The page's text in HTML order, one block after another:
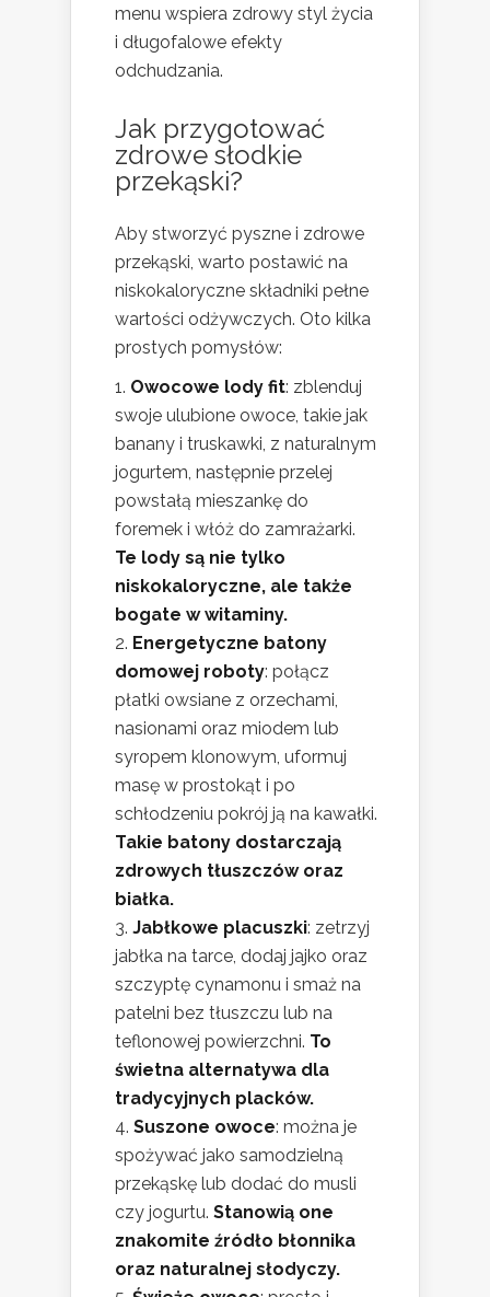
menu wspiera zdrowy styl życia
i długofalowe efekty
odchudzania.
Jak przygotować
zdrowe słodkie
przekąski?
Aby stworzyć pyszne i zdrowe
przekąski, warto postawić na
niskokaloryczne składniki pełne
wartości odżywczych. Oto kilka
prostych pomysłów:
Owocowe lody fit: zblenduj
swoje ulubione owoce, takie jak
banany i truskawki, z naturalnym
jogurtem, następnie przelej
powstałą mieszankę do
foremek i włóż do zamrażarki.
Te lody są nie tylko
niskokaloryczne, ale także
bogate w witaminy.
Energetyczne batony
domowej roboty: połącz
płatki owsiane z orzechami,
nasionami oraz miodem lub
syropem klonowym, uformuj
masę w prostokąt i po
schłodzeniu pokrój ją na kawałki.
Takie batony dostarczają
zdrowych tłuszczów oraz
białka.
Jabłkowe placuszki: zetrzyj
jabłka na tarce, dodaj jajko oraz
szczyptę cynamonu i smaż na
patelni bez tłuszczu lub na
teflonowej powierzchni. To
świetna alternatywa dla
tradycyjnych placków.
Suszone owoce: można je
spożywać jako samodzielną
przekąskę lub dodać do musli
czy jogurtu. Stanowią one
znakomite źródło błonnika
oraz naturalnej słodyczy.